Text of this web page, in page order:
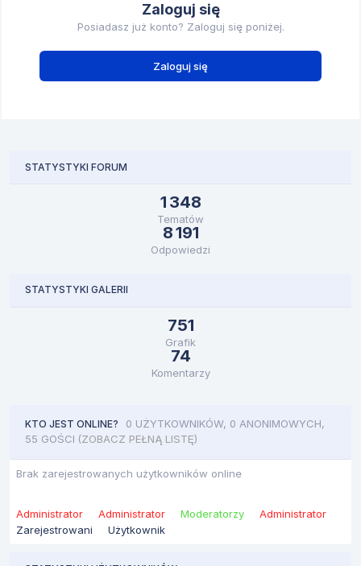
Zaloguj się
Posiadasz już konto? Zaloguj się poniżej.
Zaloguj się
STATYSTYKI FORUM
1 348
Tematów
8 191
Odpowiedzi
STATYSTYKI GALERII
751
Grafik
74
Komentarzy
KTO JEST ONLINE? 0 UŻYTKOWNIKÓW, 0 ANONIMOWYCH,
55 GOŚCI (ZOBACZ PEŁNĄ LISTĘ)
Brak zarejestrowanych użytkowników online
Administrator Administrator Moderatorzy
Administrator
Zarejestrowani
Użytkownik